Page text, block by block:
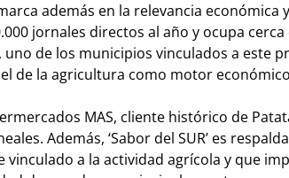
además en la relevancia
jornales directos al año y ocupa cerca
uno de los municipios vinculados a este
de la agricultura como motor
MAS, cliente histórico de
Además, ‘Sabor del SUR’ es
a la actividad agrícola y que